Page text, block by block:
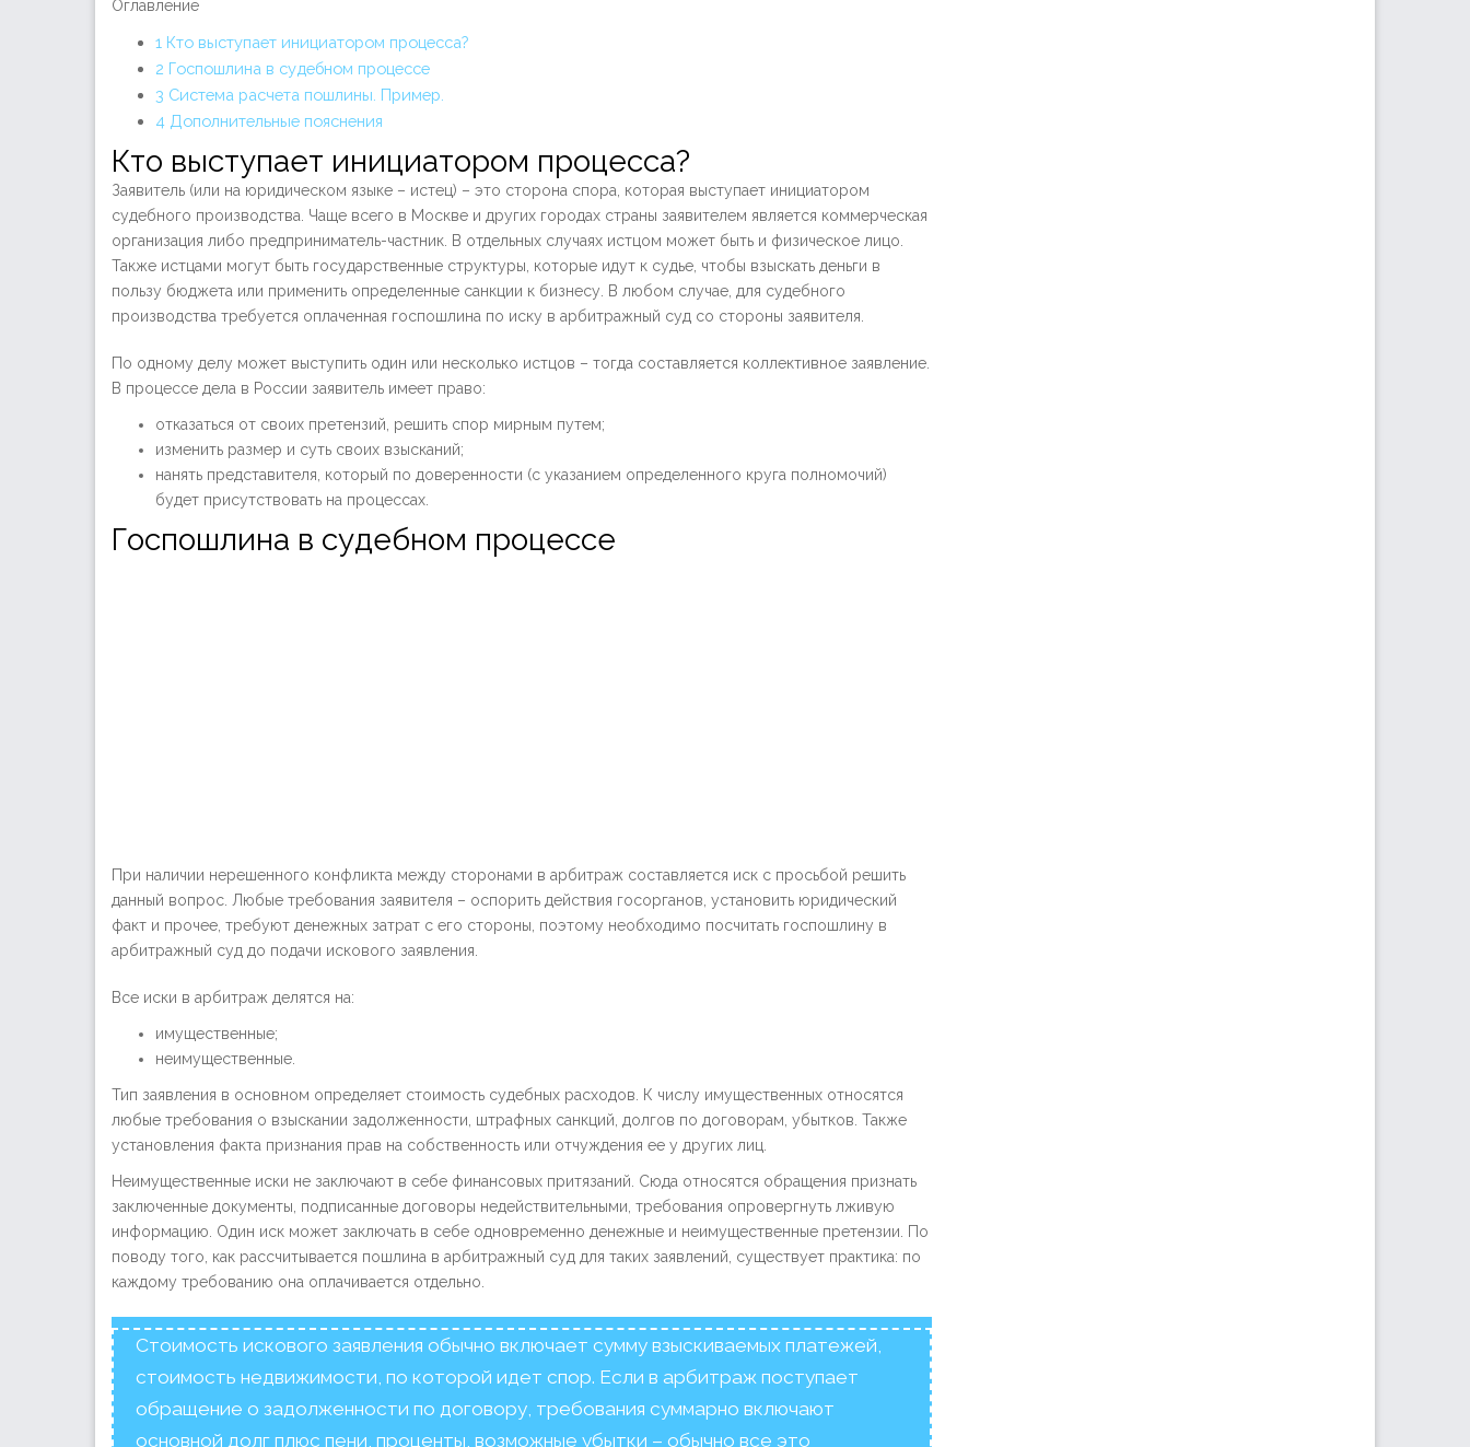
Оглавление
1 Кто выступает инициатором процесса?
2 Госпошлина в судебном процессе
3 Система расчета пошлины. Пример.
4 Дополнительные пояснения
Кто выступает инициатором процесса?
Заявитель (или на юридическом языке – истец) – это сторона спора, которая выступает инициатором
судебного производства. Чаще всего в Москве и других городах страны заявителем является коммерческая
организация либо предприниматель-частник. В отдельных случаях истцом может быть и физическое лицо.
Также истцами могут быть государственные структуры, которые идут к судье, чтобы взыскать деньги в
пользу бюджета или применить определенные санкции к бизнесу. В любом случае, для судебного
производства требуется оплаченная госпошлина по иску в арбитражный суд со стороны заявителя.
По одному делу может выступить один или несколько истцов – тогда составляется коллективное заявление.
В процессе дела в России заявитель имеет право:
отказаться от своих претензий, решить спор мирным путем;
изменить размер и суть своих взысканий;
нанять представителя, который по доверенности (с указанием определенного круга полномочий)
будет присутствовать на процессах.
Госпошлина в судебном процессе
При наличии нерешенного конфликта между сторонами в арбитраж составляется иск с просьбой решить
данный вопрос. Любые требования заявителя – оспорить действия госорганов, установить юридический
факт и прочее, требуют денежных затрат с его стороны, поэтому необходимо посчитать госпошлину в
арбитражный суд до подачи искового заявления.
Все иски в арбитраж делятся на:
имущественные;
неимущественные.
Тип заявления в основном определяет стоимость судебных расходов. К числу имущественных относятся
любые требования о взыскании задолженности, штрафных санкций, долгов по договорам, убытков. Также
установления факта признания прав на собственность или отчуждения ее у других лиц.
Неимущественные иски не заключают в себе финансовых притязаний. Сюда относятся обращения признать
заключенные документы, подписанные договоры недействительными, требования опровергнуть лживую
информацию. Один иск может заключать в себе одновременно денежные и неимущественные претензии. По
поводу того, как рассчитывается пошлина в арбитражный суд для таких заявлений, существует практика: по
каждому требованию она оплачивается отдельно.
Стоимость искового заявления обычно включает сумму взыскиваемых платежей,
стоимость недвижимости, по которой идет спор. Если в арбитраж поступает
обращение о задолженности по договору, требования суммарно включают
основной долг плюс пени, проценты, возможные убытки – обычно все это